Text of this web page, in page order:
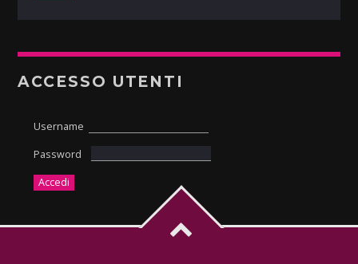
ACCESSO UTENTI
Username
Password